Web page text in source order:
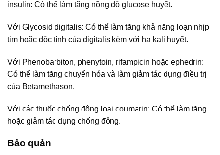
insulin: Có thể làm tăng nồng độ glucose huyết.
Với Glycosid digitalis: Có thể làm tăng khả năng loạn nhịp
tim hoặc độc tính của digitalis kèm với hạ kali huyết.
Với Phenobarbiton, phenytoin, rifampicin hoặc ephedrin:
Có thể làm tăng chuyển hóa và làm giảm tác dụng điều trị
của Betamethason.
Với các thuốc chống đông loại coumarin: Có thể làm tăng
hoặc giảm tác dụng chống đông.
Bảo quản